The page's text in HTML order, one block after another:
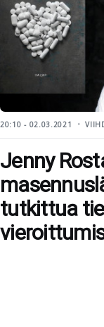
20:10 - 02.03.2021
Jenny
tutkittua